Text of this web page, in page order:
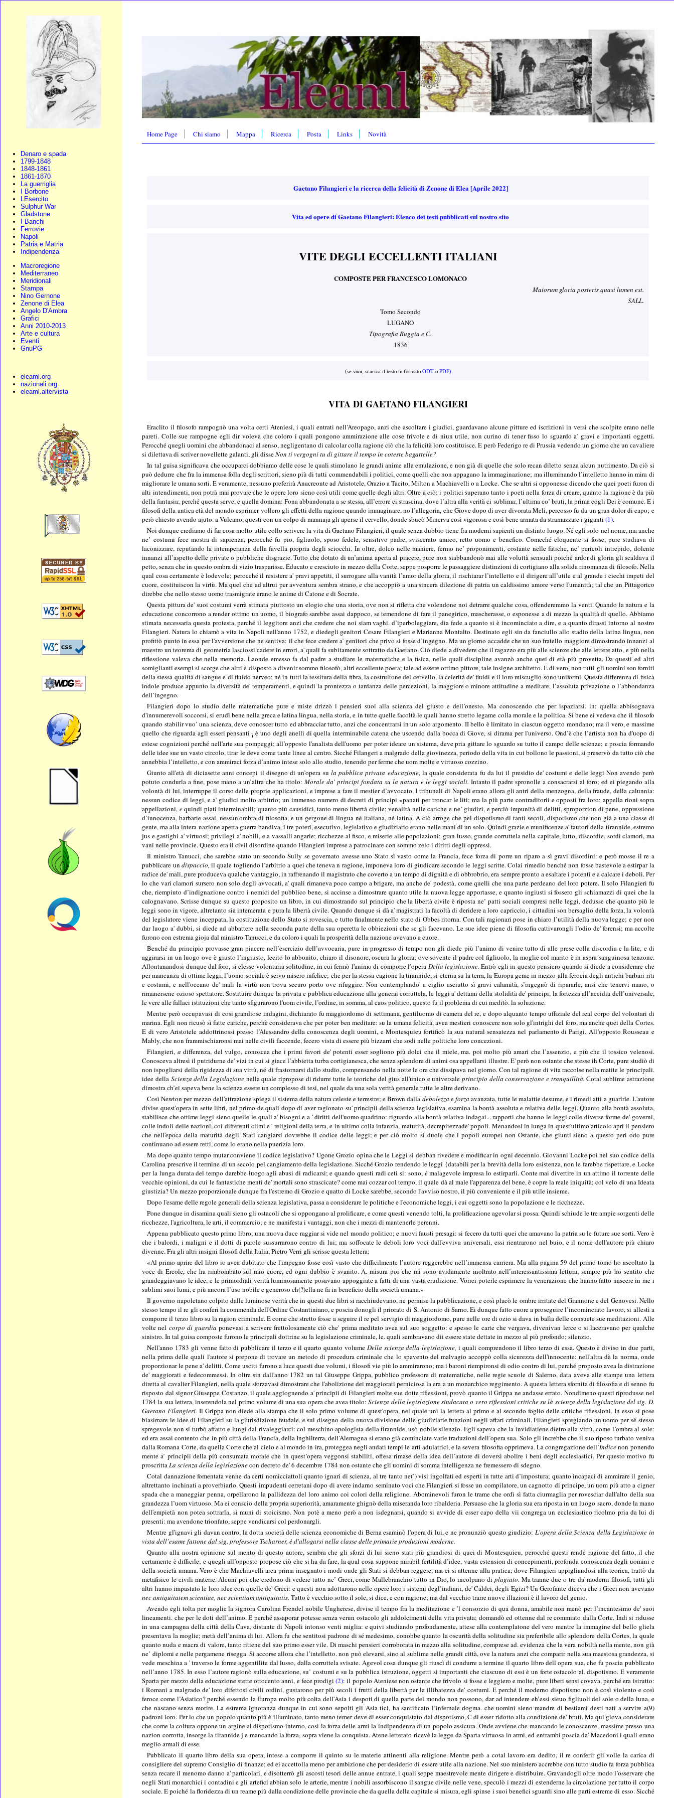
Denaro e spada
1799-1848
1848-1861
1861-1870
La guerriglia
I Borbone
LEsercito
Sulphur War
Gladstone
I Banchi
Ferrovie
Napoli
Patria e Matria
Indipendenza
Macroregione
Mediterraneo
Meridionali
Stampa
Nino Gernone
Zenone di Elea
Angelo D'Ambra
Grafici
Anni 2010-2013
Arte e cultura
Eventi
GnuPG
eleaml.org
nazionali.org
eleaml.altervista
Home Page Chi siamo Mappa Ricerca Posta Links Novità
Gaetano Filangieri e la ricerca della felicità di Zenone di Elea [Aprile 2022]
Vita ed opere di Gaetano Filangieri: Elenco dei testi pubblicati sul nostro sito
VITE DEGLI ECCELLENTI ITALIANI
COMPOSTE PER FRANCESCO LOMONACO
Maiorum gloria posteris quasi lumen est.
SALL.
Tomo Secondo
LUGANO
Tipografia Ruggia e C.
1836
(se vuoi, scarica il testo in formato ODTo PDF)
VITA DI GAETANO FILANGIERI
Eraclito il filosofo rampognò una volta certi Ateniesi, i quali entrati nell’Areopago, anzi che ascoltare i giudici, guardavano alcune pitture ed iscrizioni in versi che scolpite erano nelle
pareti. Colle sue rampogne egli dir voleva che coloro i quali pongono ammirazione alle cose frivole e di niun utile, non curino di tener fisso lo sguardo a’ gravi e importanti oggetti.
Perocché quegli uomini che abbandonaci al senso, negligentano di calcolar colla ragione ciò che la felicità loro costituisce. E però Federigo re di Prussia vedendo un giorno che un cavaliere
si dilettava di scriver novellette galanti, gli disseNon ti vergogni tu di gittare il tempo in coteste bagattelle?
In tal guisa significava che occuparci dobbiamo delle cose le quali stimolano le grandi anime alla emulazione, e non già di quelle che solo recan diletto senza alcun nutrimento. Da ciò si
può dedurre che fra la immensa folla degli scrittori, sieno più di tutti commendabili i politici, come quelli che non appagano la immaginazione; ma illuminando l’intelletto hanno in mira di
migliorare le umana sorti. E veramente, nessuno preferirà Anacreonte ad Aristotele, Orazio a Tacito, Milton a Machiavelli o a Locke. Che se altri si opponesse dicendo che quei poeti furon di
alti intendimenti, non potrà mai provare che le opere loro sieno così utili come quelle degli altri. Oltre a ciò; i politici superano tanto i poeti nella forza di creare, quanto la ragione è da più
della fantasia; perché questa serve, e quella domina: Fona abbandonata a se stessa, all’errore ci strascina, dove l’altra alla verità ci sublima; l’ultima co’ bruti, la prima cogli Dei è comune. E i
filosofi della antica età del mondo esprimer vollero gli effetti della ragione quando immaginare, no l’allegoria, che Giove dopo di aver divorata Meli, percosso fu da un gran dolor di capo; e
però chiesto avendo ajuto. a Vulcano, questi con un colpo di mannaja gli aperse il cervello, donde sbucò Minerva così vigorosa e così bene armata da stramazzare i giganti(1).
Noi dunque crediamo di far cosa molto utile collo scrivere la vita di Gaetano Filangieri, il quale senza dubbio tiene fra moderni sapienti un distinto luogo. Né egli solo nel nome, ma anche
ne’ costumi fece mostra di sapienza, perocché fu pio, figliuolo, sposo fedele, sensitivo padre, sviscerato amico, retto uomo e benefico. Comeché eloquente si fosse, pure studiava di
laconizzare, reputando la intemperanza della favella propria degli sciocchi. In oltre, dolco nelle maniere, fermo ne’ proponimenti, costante nelle fatiche, ne’ pericoli intrepido, dolente
innanzi all’aspetto delle private o pubbliche disgrazie. Tutto che dotato di un’anima aperta al piacere, pure non siabbandonò mai alle voluttà sensuali poiché ardor di gloria gli scaldava il
petto, senza che in questo ombra di vizio trasparisse. Educato e cresciuto in mezzo della Corte, seppe posporre le passaggiere distinzioni di cortigiano alla solida rinomanza di filosofo. Nella
qual cosa certamente è lodevole; perocché il resistere a' pravi appetiti, il surrogare alla vanità l’amor della gloria, il rischiarar l’intelletto e il dirigere all’utile e al grande i ciechi impeti del
cuore, costituiscon la virtù. Ma quel che ad altrui per avventura sembra strano, e che accoppiò a una sincera dilezione di patria un caldissimo amore verso l'umanità; tal che un Pittagorico
direbbe che nello stesso uomo trasmigrate erano le anime di Catone e di Socrate.
Questa pittura de' suoi costumi verrà stimata piuttosto un elogio che una storia, ove non si rifletta che volendone noi detrarre qualche cosa, offenderemmo la venti. Quando la natura e la
educazione concorrono a render ottimo un uomo, il biografo sarebbe assai dappoco, se temendone di fare il panegirico, mascherasse, o esponesse a di mezzo la qualità di quello. Abbiamo
stimata necessaria questa protesta, perché il leggitore anzi che credere che noi siam vaghi. d’iperboleggiare, dia fede a quanto si è incominciato a dire, e a quanto dirassi intorno al nostro
Filangieri. Natura lo chiamò a vita in Napoli nell'anno 1752, e diedegli genitori Cesare Filangieri e Marianna Montalto. Destinato egli sin da fanciullo allo stadio della latina lingua, non
profittò punto in essa per l'avversione che ne sentiva: il che fece credere a’ genitori che privo si fosse d’ingegno. Ma un giorno accadde che un suo fratello maggiore dimostrando innanzi al
maestro un teorema di geometria lasciossi cadere in errori, a' quali fa subitamente sottratto da Gaetano. Ciò diede a divedere che il ragazzo era più alle scienze che alle lettere atto, e più nella
riflessione valeva che nella memoria. Laonde emesso fa dal padre a studiare le matematiche e la fisica, nelle quali discipline avanzò anche quei di età più provetta. Da questi ed altri
somiglianti esempi si scorge che altri è disposto a divenir sommo filosofò, altri eccellente poeta; tale ad essere ottimo pittore, tale insigne architetto. E di vero, non tutti gli uomini son forniti
della stessa qualità di sangue e di fluido nerveo; né in tutti la tessitura della fibra, la costruitone del cervello, la celerità de' fluidi e il loro miscuglio sono uniformi. Questa differenza di fisica
indole produce appunto la diversità de' temperamenti, e quindi la prontezza o tardanza delle percezioni, la maggiore o minore attitudine a meditare, l’assoluta privazione o l’abbondanza
dell’ingegno.
Filangieri dopo lo studio delle matematiche pure e miste drizzò i pensieri suoi alla scienza del giusto e dell’onesto. Ma conoscendo che per ispaziarsi. in: quella abbisognava
d'innumerevoli soccorsi, si erudì bene nella greca e latina lingua, nella storia, e in tutte quelle facoltà le quali hanno stretto legame colla morale e la politica. Sì bene ei vedeva che il filosofo
quando stabilir vuo’ una scienza, deve conoscer tutto ed abbracciar tutto, anzi che concentrarsi in un solo argomento. II bello è limitato in ciascun oggetto mondano; ma il vero, e massime
quello che riguarda agli esseri pensantiì è uno degli anelli di quella interminabile catena che uscendo dalla bocca di Giove, si dirama per l'universo. Ond’è che l’artista non ha d'uopo di
estese cognizioni perché nell'arte sua pompeggi; all’opposto l'analista dell'uomo per poter ideare un sistema, deve pria gittare lo sguardo su tutto il campo delle scienze; e poscia formando
delle idee sue un vasto circolo, tirar le deve come tante linee al centro. Sicché Filangeri a malgrado della giovinezza, periodo della vita in cui bollono le passioni, si preservò da tutto ciò che
annebbia l’intelletto, e con ammiraci forza d’animo intese solo allo studio, tenendo per ferme che uom molte e virtuoso cozzino.
Giunto all'età di diciasette anni concepì il disegno di un’opera su la pubblica privata educazione, la quale considerata fu da lui il presidio de' costumi e delle leggi Non avendo però
potuto condurla a fine, pose mano a un’altra che ha titolo:Morale da' prìncipi fondata su la natura e le leggi sociali. Intanto il padre spronolle a consacrarsi al foro; ed ei piegando alla
volontà di lui, interruppe il corso delle proprie applicazioni, e imprese a fare il mestier d’avvocato. I tribunali di Napoli erano allora gli antri della menzogna, della fraude, della calunnia:
nessun codice di leggi, e a’ giudici molto arbitrio; un immenso numero di decreti di principi «panati per troncar le liti; ma la più parte contraditorii e opposti fra loro; appella rioni sopra
appellazioni, equindi piati interminabili; quanto più causidici, tanto meno libertà civile; venalità nelle cariche e ne’ giudizi, e perciò impunità di delitti, sproporzion di pene, oppressione
d’innocenza, barbarie assai, nessun'ombra di filosofia, e un gergone di lingua né italiana, né latina. A ciò arroge che pel dispotismo di tanti secoli, dispotismo che non già a una classe di
gente, ma alla intera nazione aperta guerra bandiva, i tre poteri, esecutivo, legislativo e giudiziario erano nelle mani di un solo. Quindi grazie e munificenze a' fautori della tirannide, estremo
jus e gastighi a' virtuosi; privilegi a' nobili, e a vassalli angarie; ricchezze al fisco, e miserie alle popolazioni; gran lusso, grande corruttela nella capitale, lutto, discordie, sordi clamori, ma
vani nelle provincie. Questo era il civil disordine quando Filangieri imprese a patrocinare con sommo zelo i diritti degli oppressi.
Il ministro Tanucci, che sarebbe stato un secondo Sully se governato avesse uno Stato sì vasto come la Francia, fece forza di porre un riparo a sì gravi disordini: e però mosse il re a
pubblicare un dispaccio,il quale togliendo l’arbitrio a quei che teneva n ragione, imponeva loro di giudicare secondo le leggi scritte. Colai rimedio benché non fosse bastevole a estirpar la
radice de' mali, pure produceva qualche vantaggio, in raffrenando il magistrato che coverto a un tempo di dignità e di obbrobrio, era sempre pronto a esaltare i potenti e a calcare i deboli. Per
lo che vari clamori sursero non solo degli avvocati, a' quali rimaneva poco campo a brigare, ma anche de' podestà, come quelli che una parte perdeano del loro potere. Il solo Filangieri fu
che, riempiuto d’indignazione contro i nemici del pubblico bene, si accinse a dimostrare quanto utile la nuova legge apportasse, e quanto ingiusti si fossero gli schiamazzi di quei che la
calognavano. Scrisse dunque su questo proposito un libro, in cui dimostrando sul principio che la libertà civile è riposta ne’ patti sociali compresi nelle leggi, dedusse che quanto più le
leggi sono in vigore, altretanto sia intemerata e pura la libertà civile. Quando dunque si dà a' magistrati la facoltà di deridere a loro capriccio, i cittadini son bersaglio della forza, la volontà
del legislatore viene inceppata, la costituzione dello Stato si rovescia, e tutto finalmente nello stato di Obbes ritorna. Con tali ragionari pose in chiaro l’utilità della nuova legge; e per non
dar luogo a' dubbi, si diede ad abbattere nella seconda parte della sua operetta le obbiezioni che se gli facevano. Le sue idee piene di filosofia cattivarongli l’odio de' forensi; ma accolte
furono con estrema gioja dal ministro Tanucci, e da coloro i quali la prosperità della nazione avevano a cuore.
Benché da principio provasse gran piacere nell’esercizio dell’avvocaria, pure in progresso di tempo non gli diede più l’animo di venire tutto dì alle prese colla discordia e la lite, e di
aggirarsi in un luogo ove è giusto l’ingiusto, lecito lo abbonito, chiaro il disonore, oscura la gloria; ove sovente il padre col figliuolo, la moglie col marito è in aspra sanguinosa tenzone.
Allontanandosi dunque dal foro, si elesse volontaria solitudine, in cui fermò l'animo di comporre l’opera Della legislazione.Entrò egli in questo pensiero quando si diede a considerare che
per mancanza di ottime leggi, l’uomo sociale è servo misero infelice; che per la stessa cagione la tirannide, si eterna su la terra, la Europa geme in mezzo alla ferocia degli antichi barbari riti
e costumi, e nell'oceano de' mali la virtù non trova securo porto ove rifuggire. Non contemplando' a ciglio asciutto sì gravi calamità, s’ingegnò di ripararle, ansi che tenervi mano, o
rimanersene ozioso spettatore. Sostituire dunque la privata e pubblica educazione alla generai corruttela, le leggi a' dettami della stolidità de' principi, la fortezza all’accidia dell’universale,
le vere alle fallaci istituzioni che tanto sfigurarono l'uom civile, l’ordine, in somma, al caos politico, questo fu il problema di cui meditò. la soluzione.
Mentre però occupavasi di cosi grandiose indagini, dichiarato fu maggiordomo di settimana, gentiluomo di camera del re, e dopo alquanto tempo uffiziale del real corpo del volontari di
marina. Egli non ricusò sì fatte cariche, perchè considerava che per poter ben meditare: su la umana felicità, avea mestieri conoscere non solo gl'intrighi del foro, ma anche quei della Cortes.
E di vero Aristotele addottrinossi presso l’Alessandro della conoscenza degli uomini, e Montesquieu fortificò la sua natural sensatezza nel parlamento di Parigi. All’opposto Rousseau e
Mably, che non frammischiaronsi mai nelle civili faccende, fecero vista di essere più bizzarri che sodi nelle politiche loro concezioni.
Filangieri, a differenza, del vulgo, conoscea che i primi favori de' potenti esser sogliono più dolci che il miele, ma. poi molto più amari che l’assenzio, e più che il tossico velenosi.
Conosceva altresì il putridurne de' vizi in cui si giace l’abbietta turba cortigianesca, che senza splendore di animi osa appellarsi illustre. E' però non ostante che stesse ih Corte, pure studiò di
non ispogliarsi della rigidezza di sua virtù, né di frastornarsi dallo studio, compensando nella notte le ore che dissipava nel giorno. Con tal ragione di vita raccolse nella matite le principali.
idee della Scienza della Legislazionenella quale ripropose di ridurre tutte le teoriche del gius all'unico e universaleprìncipio della conservazione e tranquillità.Cotal sublime astrazione
dimostra ch’ei sapeva bene la scienza essere un complesso di tesi, nel quale da una sola verità generale tutte le altre derivano.
Così Newton per mezzo dell'attrazione spiega il sistema della natura celeste e terrestre; e Brown dalla debolezza eforza avanzata, tutte le malattie desume, e i rimedi atti a guarirle. L'autore
divise quest'opera in sette libri, nel primo de quali dopo di aver ragionato su' principii della scienza legislativa, esamina la bontà assoluta e relativa delle leggi. Quanto alla bontà assoluta,
stabilisce che ottime leggi sieno quelle le quali a' bisogni e a ' diritti dell'uomo quadrino: riguardo alla bontà relativa indagai... rapporti che hanno le leggi colle diverse forme de' governi,
colle indoli delle nazioni, coi differenti climi e ' religioni della terra, e in ultimo colla infanzia, maturità, decrepitezzade' popoli. Menandosi in lunga in quest'ultimo articolo apri il pensiero
che nell'epoca della maturità degli. Stati cangiarsi dovrebbe il codice delle leggi; e per ciò molto si duole che i popoli europei non Ostante. che giunti sieno a questo peri odo pure
continuano ad essere retti, come lo erano nella puerizia loro.
Ma dopo quanto tempo mutar conviene il codice legislativo? Ugone Grozio opina che le Leggi si debban rivedere e modificar in ogni decennio. Giovanni Locke poi nel suo codice della
Carolina prescrive il termine di un secolo pel cangiamento della legislazione. Sicché Grozio rendendo le leggi {databili per la brevità della loro esistenza, non le farebbe rispettare, e Locke
per la lunga durata del tempo darebbe luogo agli abusi di radicarsi; e quando questi radi ceti si: sono, èmalagevole impresa lo estirparli. Conte mai divertire in un attimo il torrente delle
vecchie opinioni, da cui le fantastiche menti de' mortali sono strascicate? come mai cozzar col tempo, il quale dà al male l'apparenza del bene, è copre la reale iniquità; col velo di una Ideata
giustizia? Un mezzo proporzionale dunque fra l'estremo di Grozio e quatto di Locke sarebbe, secondo l'avviso nostro, il più conveniente e il più utile insieme.
Dopo l'esame delle regole generali della scienza legislativa, passa a considerare le politiche e l'economiche leggi, i cui oggetti sono la popolazione e le ricchezze.
Pone dunque in disamina quali sieno gli ostacoli che si oppongano al prolificare, e come questi venendo tolti, la prolificazione agevolar si possa. Quindi schiude le tre ampie sorgenti delle
ricchezze, l'agricoltura, le arti, il commercio; e ne manifesta i vantaggi, non che i mezzi di mantenerle perenni.
Appena pubblicato questo primo libro, una nuova duce raggiar si vide nel mondo politico; e nuovi fausti presagi: si fecero da tutti quei che amavano la patria su le future sue sorti. Vero è
che i balordi, i maligni e il dotti di parole sussurrarono contro di lui; ma soffocate le deboli loro voci dall'evviva universali, essi rientrarono nel buio, e il nome dell'autore più chiaro
divenne. Fra gli altri insigni filosofi della Italia, Pietro Verri gli scrisse questa lettera:
«Al primo aprire del libro io avea dubitato che l'impegno fosse così vasto che difficilmente l’autore reggerebbe nell’immensa carriera. Ma alla pagina 59 del primo tomo ho ascoltato la
voce di Ercole, che ha rimbombato sul mio cuore, ed ogni dubbio è svanito. A. misura poi che mi sono avidamente inoltrato nell’interessantissima lettura, sempre più ho sentito che
grandeggiavano le idee, e le primordiali verità luminosamente posavano appoggiate a fatti di una vasta erudizione. Vorrei poterle esprimere la venerazione che hanno fatto nascere in me i
sublimi suoi lumi, e più ancora l’uso nobile e generoso ch(?)ella ne fa in beneficio della società umana.»
Il governo napoletano colpito dalle luminose verità che in questi due libri si racchiudevano, ne permise la pubblicazione, e così placò le ombre irritate del Giannone e del Genovesi. Nello
stesso tempo il re gli conferì la commenda dell'Ordine Costantiniano, e poscia donogli il priorato di S. Antonio di Sarno. Ei dunque fatto cuore a proseguire l’incominciato lavoro, si allestì a
comporre il terzo libro su la ragion criminale. E come che stretto fosse a seguire il re pel servigio di maggiordomo, pure nelle ore di ozio si dava in balìa delle consuete sue meditazioni. Alle
volte nel corpo di guardia ponevasi a scrivere frettolosamente ciò che' prima meditato avea sul suo soggetto: e spesso le carte che vergava, divenivan lerce o si laceravano per qualche
sinistro. In tal guisa composte furono le principali dottrine su la legislazione criminale, le. quali sembravano dii essere state dettate in mezzo al più profondo; silenzio.
Nell'anno 1783 gli venne fatto di pubblicare il terzo e il quarto quanto volume Della scienza della legislazione,i quali comprendono il libro terzo di essa. Questo è diviso in due parti,
nella prima delle quali l'autore si prepone di trovare un metodo di procedura criminale che lo spavento del malvagio accoppò colla sicurezza dell'innocente: nell'altra dà la norma, onde
proporzionar le pene a' delitti. Come usciti furono a luce questi due volumi, i filosofi vie più lo ammirarono; ma i baroni riempironsi di odio contro di lui, perché proposto avea la distrazione
de' maggiorati e fedecommessi. In oltre sin dall'anno 1782 un tal Giuseppe Grippa, pubblico professore di matematiche, nelle regie scuole di Salerno, data aveva alle stampe una lettera
diretta al cavalier Filangieri, nella quale sforzavasi dimostrare che l'abolizione dei maggiorati perniciosa la era a un monarchico reggimento. A questa lettera sfornita di filosofia e di senno fu
risposto dal signor Giuseppe Costanzo, il quale aggiognendo a' principii di Filangieri molte sue dotte riflessioni, provò quanto il Grippa ne andasse errato. Nondimeno questi riprodusse nel
1784 la sua lettera, inserendola nel primo volume di una sua opera che avea titolo:Scienza della legislazione sindacata o vero riflessioni critiche su là scienza della legislazione del sig. D.
Gaetano Filangieri.Il Grippa non diede alla stampa che il solo primo volume di quest'opera, nel quale unì la lettera al primo e al secondo foglio delle critiche riflessioni. In esso si pose
biasimare le idee di Filangieri su la giurisdizione feudale, e sul disegno della nuova divisione delle giudiziarie funzioni negli affari criminali. Filangieri spregiando un uomo per sé stesso
spregevole non si turbò affatto e lungi dal rivaleggiarci: col meschino apologista della tirannide, usò nobile silenzio. Egli sapeva che la invidiatiene dietro alla virtù, come l’ombra al sole:
ed era assai contento che in più città della Francia, della Inghilterra, dell’Alemagna si erano già cominciate varie traduzioni dell’opera sua. Solo gli increbbe che il suo riposo turbato veniva
dalla Romana Corte, da quella Corte che al cielo e al mondo in ira, proteggea negli andati tempi le arti adulatrici, e la severa filosofia opprimeva. La congregazione dell’Indicenon ponendo
mente a’ principii della più consumata morale che in quest’opera veggonsi stabiliti, offesa rimase della idea dell’autore di doversi abolire i beni degli ecclesiastici. Per questo motivo fu
proscrittaLa scienza della legislazionecon decreto de' 6 decembre 1784 non ostante che gli uomini di somma intelligenza ne fremessero di sdegno.
Cotal dannazione fomentata venne da certi nomicciattoli quanto ignari di scienza, al tre tanto ne(’) visi ingolfati ed esperti in tutte arti d’impostura; quanto incapaci di ammirare il genio,
altrettanto inchinati a proverbiarlo. Questi impudenti cerretani dopo di avere indarno seminato voci che Filangieri si fosse un compilatore, un cagnotto di principe, un uom più atto a cigner
spada che a maneggiar penna, orpellarono la pallidezza del loro animo coi colori della religione. Abominevoli furon le trame che ordì sì fatta ciurmaglia per rovesciar dall'alto della sua
grandezza l’uom virtuoso. Ma ei conscio della propria superiorità, amaramente ghignò della miseranda loro ribalderia. Persuaso che la gloria sua era riposta in un luogo sacro, donde la mano
dell'empietà non potea sottrarla, si munì di stoicismo. Non potè a meno però a non isdegnarsi, quando si avvide di esser capo della vii congrega un ecclesiastico ricolmo pria da lui di
presenti: ma avendone trionfato, seppe vendicarsi col perdonargli.
Mentre gl'ignavi gli davan contro, la dotta società delle scienza economiche di Berna esaminò l'opera di lui, e ne pronunziò questo giudizio: L'opera della Scienza della Legislazione in
vista dell’esame fattone dal sig. professore Tscharner, è d'allogarsi nella classe delle primarie produzioni moderne.
Quanto alla nostra opinione sul mento di questo autore, sembra che gli sforzi di lui sieno stati più grandiosi di quei di Montesquieu, perocché questi rendé ragione del fatto, il che
certamente è difficile; e quegli all’opposto propose ciò che si ha da fare, la qual cosa suppone mirabil fertilità d’idee, vasta estension di concepimenti, profonda conoscenza degli uomini e
della società umana. Vero è che Machiavelli area prima insegnato i modi onde gli Stati si debban reggere, ma ei si attenne alla pratica; dove Filangieri appigliandosi alla teorica, trattò da
metafisico le civili materie. Alcuni poi che credono di vedere tutto ne’ Greci, come Mallebranchio tutto in Dio, lo incolpano di plagiato. Ma tranne due o tre da' moderni filosofi, tutti gli
altri hanno impastato le loro idee con quelle de' Greci: e questi non adottarono nelle opere loro i sistemi degl’indiani, de' Caldei, degli Egizi? Un Gerofante diceva che i Greci non avevano
nec antiquitatem scientiae, nec scientiam antiquitatis.Tutto è vecchio sotto il sole, si dice, e con ragione; ma dal vecchio trarre nuove illazioni è il lavoro del genio.
Avendo egli tolta per moglie la signora Carolina Frendel nobile Ungherese, divise il tempo fra la meditazione e ’l consorzio di qua donna, amabile non menò per l’incantesimo de' suoi
lineamenti. che per le doti dell’animo. E perché assaporar potesse senza verun ostacolo gli addolcimenti della vita privata; domandò ed ottenne dal re commiato dalla Corte. Indi si ridusse
in una campagna della città della Cava, distante di Napoli intonso venti miglia: e quivi studiando profondamente, attese alla contemplatone del vero mentre la immagine del bello gliela
presentava la moglie; metà dell’anima di lui. Allora fu che sentitosi padrone di sé medesimo, conobbe quanto la oscurità della solitudine sia preferibile allo splendore della Cortes, la quale
quanto nuda e macra di valore, tanto ritiene del suo primo esser vile. Di maschi pensieri corroborata in mezzo alla solitudine, comprese ad. evidenza che la vera nobiltà nella mente, non già
ne’ diplomi e nelle pergamene risegga. Si accorse allora che l’intelletto. non può elevarsi, sino al sublime nelle grandi città, ove la natura anzi che comparir nella sua maestosa grandezza, si
vede meschina a ' traverso le forme aggentilite dal lusso, dalla corruttela svisate. Agevol cosa dunque gli riuscì di condurre a termine il quarto libro dell opera sua, che fu poscia pubblicato
nell’anno 1785. In esso l’autore ragionò sulla educazione, su’ costumi e su la pubblica istruzione, oggetti sì importanti che ciascuno di essi è un forte ostacolo al. dispotismo. E veramente
Sparta per mezzo della educazione stette ottocento anni, e fece prodigi(2): il popolo Ateniese non ostante che frivolo si fosse e leggiero e molte, pure liberi sensi covava, perché era istrutto:
i Romani a malgrado de' loro difettosi civili ordini, gustarono per più secoli i frutti della libertà per la illibatezza de' costumi. E perché il moderno dispotismo non è così violento e così
feroce come l’Asiatico? perché essendo la Europa molto più colta dell'Asia i despoti di quella parte del mondo non possono, dar ad intendere eh’essi sieuo figliuoli del sole o della luna, e
che nascano senza morire. La estrema ignoranza dunque in cui sono sepolti gli Asia tici, ha santificato l’infernale dogma. che uomini sieno mandre di bestiami desti nati a servire a(9)
padroni loro. Per lo che un popolo quanto più è illuminato, tanto meno temer deve di esser conquistato dal dispotismo, C di esser ridotto alla condizione de' bruti. Ma qui giova considerare
che come la coltura oppone un argine al dispotismo interno, così la forza delle armi la indipendenza di un popolo assicura. Onde avviene che mancando le conoscenze, massime presso una
nazion corrotta, insorge la tirannide j e mancando la forza, sopra viene la conquista. Atene letterato ricevè la legge da Sparta virtuosa in armi, ed entrambi poscia da' Macedoni i quali erano
meglio armali di esse.
Pubblicato il quarto libro della sua opera, intese a comporre il quinto su le materie attinenti alla religione. Mentre però a cotal lavoro era dedito, il re conferir gli volle la carica di
consigliere del supremo Consiglio di finanze; ed ei accettolla meno per ambizione che per desiderio di essere utile alla nazione. Nel suo ministero accrebbe con tutto studio fa forza pubblica
senza recare il menomo danno a' particolari, e disotterrò gli ascosti tesori delle annue entrate, i quali seppe maestrevole mente dirigere e distribuire. Gravandogli oltre modo l’osservare che
negli Stati monarchici i contadini e gli artefici abbian solo le arterie, mentre i nobili assorbiscono il sangue civile nelle vene, speculò i mezzi di estenderne la circolazione per tutto il corpo
sociale. E poiché la floridezza di un reame più dalla condizione delle provincie che da quella della capitale si misura, egli spinse i suoi benefici sguardi sino alle parti estreme di esso. Sicché